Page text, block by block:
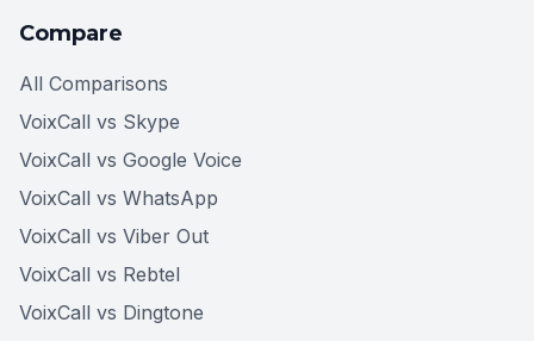
Compare
All Comparisons
VoixCall vs Skype
VoixCall vs Google Voice
VoixCall vs WhatsApp
VoixCall vs Viber Out
VoixCall vs Rebtel
VoixCall vs Dingtone